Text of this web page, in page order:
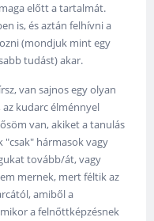
előtt a tartalmát.
is, és aztán felhívni a
(mondjuk mint egy
tudást) akar.
van sajnos egy olyan
kudarc élménnyel
van, akiket a tanulás
"csak" hármasok vagy
tovább/át, vagy
mernek, mert féltik az
amiből a
a felnőttképzésnek